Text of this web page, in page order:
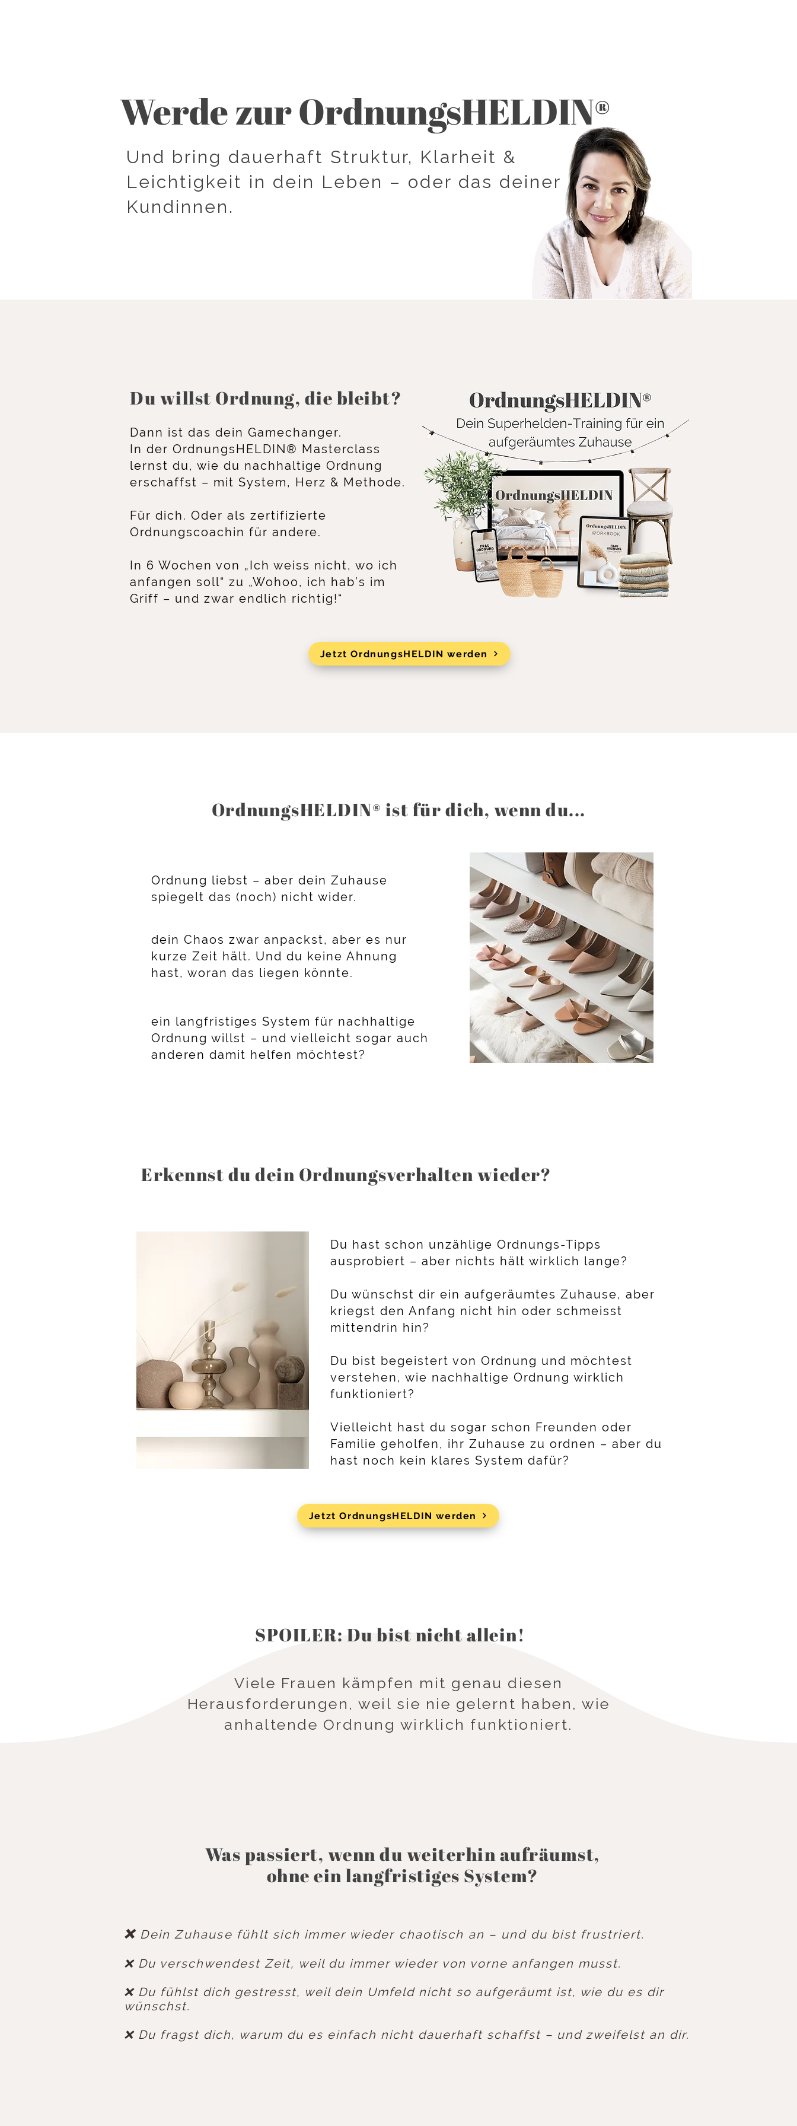
​​Werde zur OrdnungsHELDIN®
​Und bring dauerhaft Struktur, Klarheit &
Leichtigkeit in dein Leben – oder das deiner
Kundinnen.
Du willst Ordnung, die bleibt?
Dann ist das dein Gamechanger.
In der OrdnungsHELDIN® Masterclass
lernst du, wie du nachhaltige Ordnung
erschaffst – mit System, Herz & Methode.
Für dich. Oder als zertifizierte
Ordnungscoachin für andere.
In 6 Wochen von „Ich weiss nicht, wo ich
anfangen soll“ zu „Wohoo, ich hab’s im
Griff – und zwar endlich richtig!“​​​​
Jetzt OrdnungsHELDIN werden
OrdnungsHELDIN® ist für dich, wenn du...
Ordnung liebst – aber dein Zuhause
spiegelt das (noch) nicht wider.
dein Chaos zwar anpackst, aber es nur
kurze Zeit hält. Und du keine Ahnung
hast, woran das liegen könnte.
ein langfristiges System für nachhaltige
Ordnung willst – und vielleicht sogar auch
anderen damit helfen möchtest?
Erkennst du dein Ordnungsverhalten wieder?
Du hast schon unzählige Ordnungs-Tipps
ausprobiert – aber nichts hält wirklich lange?
Du wünschst dir ein aufgeräumtes Zuhause, aber
kriegst den Anfang nicht hin oder schmeisst
mittendrin hin?
Du bist begeistert von Ordnung und möchtest
verstehen, wie nachhaltige Ordnung wirklich
funktioniert?
​Vielleicht hast du sogar schon Freunden oder
Familie geholfen, ihr Zuhause zu ordnen – aber du
hast noch kein klares System dafür?
Jetzt OrdnungsHELDIN werden
SPOILER: Du bist nicht allein!
Viele Frauen kämpfen mit genau diesen
Herausforderungen, weil sie nie gelernt haben, wie
anhaltende Ordnung wirklich funktioniert.​​
Was passiert, wenn du weiterhin aufräumst,
ohne ein langfristiges System?
❌ Dein Zuhause fühlt sich immer wieder chaotisch an – und du bist frustriert.
❌ Du verschwendest Zeit, weil du immer wieder von vorne anfangen musst.
❌ Du fühlst dich gestresst, weil dein Umfeld nicht so aufgeräumt ist, wie du es dir
wünschst.
❌ Du fragst dich, warum du es einfach nicht dauerhaft schaffst – und zweifelst an dir.